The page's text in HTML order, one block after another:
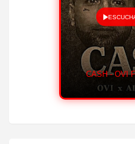
CASH - OVI